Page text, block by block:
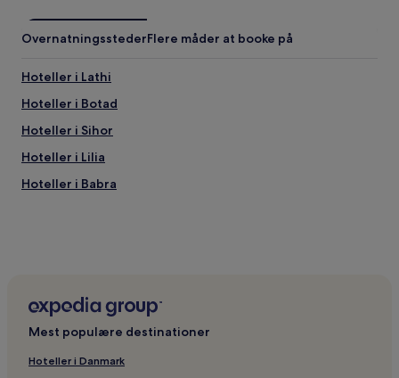
OvernatningsstederFlere måder at booke på
Hoteller i Lathi
Hoteller i Botad
Hoteller i Sihor
Hoteller i Lilia
Hoteller i Babra
Mest populære destinationer
Hoteller i Danmark